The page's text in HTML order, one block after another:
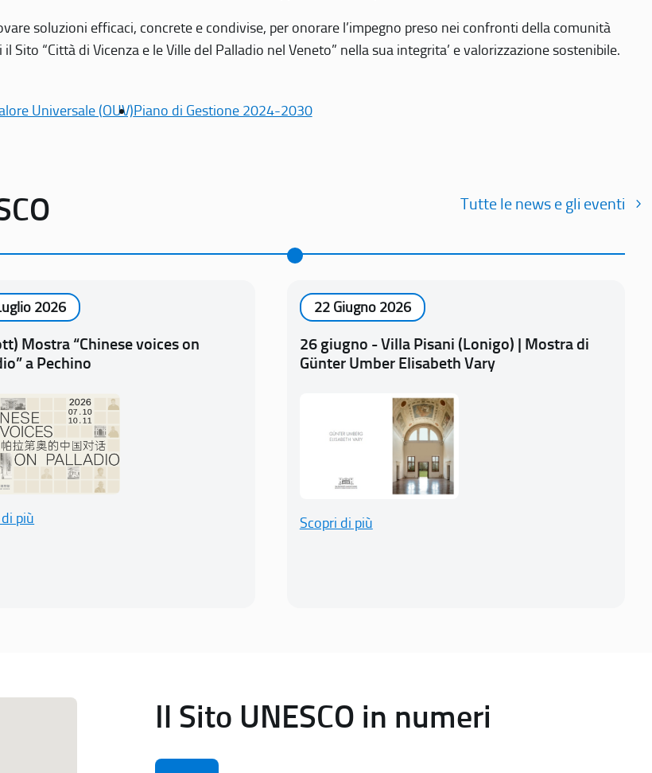
soluzioni efficaci, concrete e condivise, per onorare l’impegno preso nei confronti della comunità
“Città di Vicenza e le Ville del Palladio nel Veneto” nella sua integrita’ e valorizzazione sostenibile.
Universale (OUV)Piano di Gestione 2024-2030
Tutte le news e gli eventi
2026
Mostra “Chinese voices on
a Pechino
più
22 Giugno 2026
26 giugno - Villa Pisani (Lonigo) | Mostra di
Günter Umber Elisabeth Vary
Scopri di più
Il Sito UNESCO in numeri